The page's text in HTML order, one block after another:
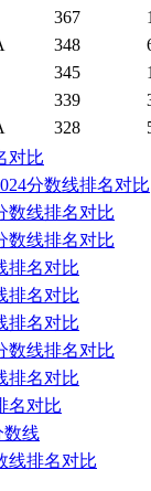
367
348
345
339
328
对比
分数线排名对比
数线排名对比
数线排名对比
排名对比
排名对比
排名对比
数线排名对比
排名对比
名对比
数线
线排名对比